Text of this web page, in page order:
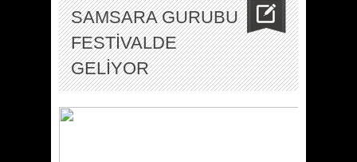
SAMSARA GURUBU
FESTİVALDE
GELİYOR